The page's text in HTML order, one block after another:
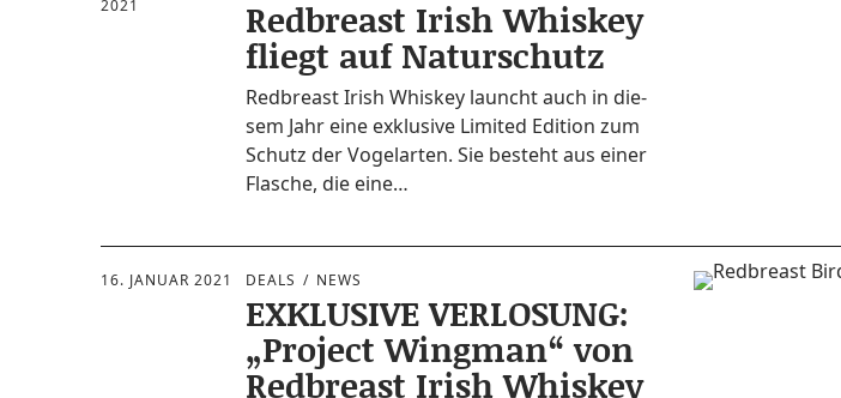
2021
Redbreast Irish Whiskey
fliegt auf Naturschutz
Red­bre­ast Irish Whis­key launcht auch in die­
sem Jahr eine exklu­si­ve Limi­t­ed Edi­ti­on zum
Schutz der Vogel­ar­ten. Sie besteht aus einer
Fla­sche, die eine…
16. JANUAR 2021 DEALS NEWS
EXKLUSIVE VERLOSUNG:
„Project Wingman“ von
Redbreast Irish Whiskey